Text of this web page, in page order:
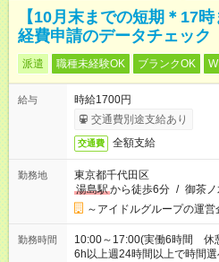
【10月末までの短期＊17
経費申請のデータチェック
派遣 職種未経験OK ブランクOK
給与
時給1700円
交通費別途支給あり
交通費 全額支給
勤務地
東京都千代田区
湯島駅から徒歩6分 / 御茶
～アイドルグループの運営
勤務時間
10:00～17:00(実働6時間 休
6h以上週24時間以上で時間